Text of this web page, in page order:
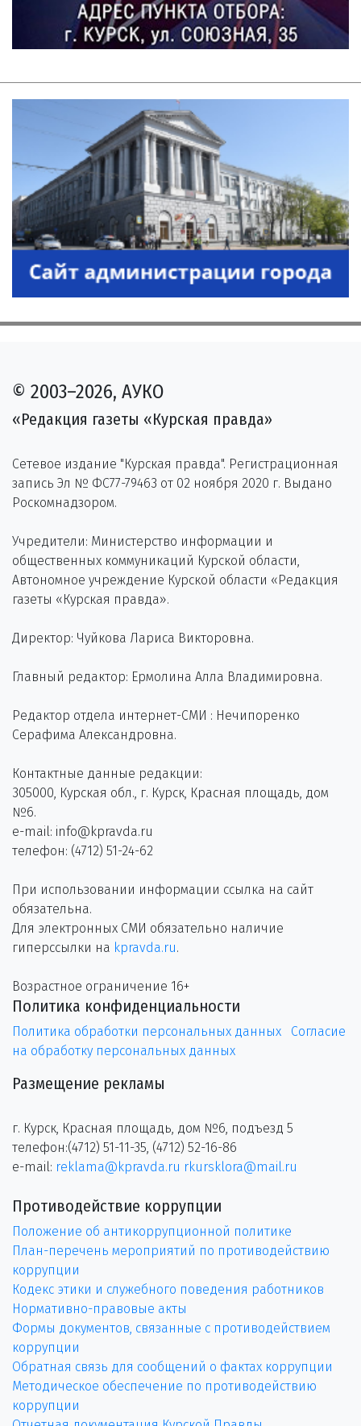
© 2003–2026, АУКО
«Редакция газеты «Курская правда»
Сетевое издание "Курская правда". Регистрационная
запись Эл № ФС77-79463 от 02 ноября 2020 г. Выдано
Роскомнадзором.
Учредители: Министерство информации и
общественных коммуникаций Курской области,
Автономное учреждение Курской области «Редакция
газеты «Курская правда».
Директор: Чуйкова Лариса Викторовна.
Главный редактор: Ермолина Алла Владимировна.
Редактор отдела интернет-СМИ : Нечипоренко
Серафима Александровна.
Контактные данные редакции:
305000, Курская обл., г. Курск, Красная площадь, дом
№6.
e-mail: info@kpravda.ru
телефон: (4712) 51-24-62
При использовании информации ссылка на сайт
обязательна.
Для электронных СМИ обязательно наличие
гиперссылки на kpravda.ru.
Возрастное ограничение 16+
Политика конфиденциальности
Политика обработки персональных данных
Согласие
на обработку персональных данных
Размещение рекламы
г. Курск, Красная площадь, дом №6, подъезд 5
телефон:(4712) 51-11-35, (4712) 52-16-86
e-mail: reklama@kpravda.ru rkursklora@mail.ru
Противодействие коррупции
Положение об антикоррупционной политике
План-перечень мероприятий по противодействию
коррупции
Кодекс этики и служебного поведения работников
Нормативно-правовые акты
Формы документов, связанные с противодействием
коррупции
Обратная связь для сообщений о фактах коррупции
Методическое обеспечение по противодействию
коррупции